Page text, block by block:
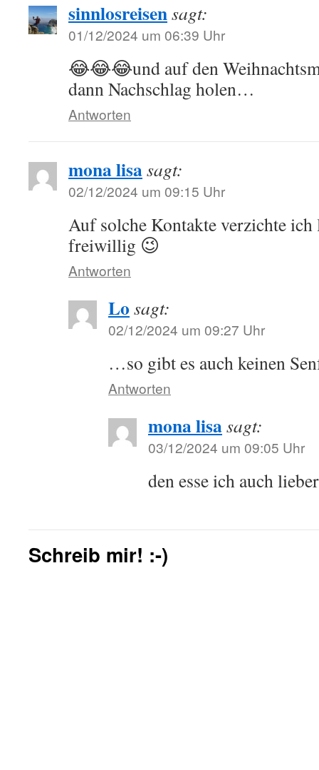
sinnlosreisensagt:
01/12/2024 um 06:39 Uhr
😂😂😂und auf den
dann Nachschlag holen…
Antworten
mona lisasagt:
02/12/2024 um 09:15 Uhr
Auf solche Kontakte verzichte ich
freiwillig 😉
Antworten
Lo sagt:
02/12/2024 um 09:27 Uhr
…so gibt es auch keinen
Antworten
mona lisasagt:
03/12/2024 um 09:05 Uhr
den esse ich auch
Schreib mir! :-)